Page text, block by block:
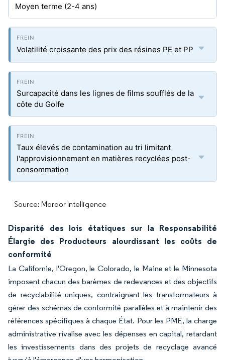
Moyen terme (2-4 ans)
Volatilité croissante des prix des résines PE et PP
Surcapacité dans les lignes de films soufflés de la
côte du Golfe
Taux élevés de contamination au tri limitant
l'approvisionnement en matières recyclées post-
consommation
Source: Mordor Intelligence
Disparité des lois étatiques sur la Responsabilité
Élargie des Producteurs alourdissant les coûts de
conformité
La Californie, l'Oregon, le Colorado, le Maine et le Minnesota
imposent chacun des barèmes de redevances et des objectifs
de recyclabilité uniques, contraignant les transformateurs à
gérer des schémas de conformité parallèles et à maintenir des
références spécifiques à chaque État. Pour les PME, la charge
administrative rivalise avec les dépenses en capital, retardant
les investissements dans des projets de recyclage avancé